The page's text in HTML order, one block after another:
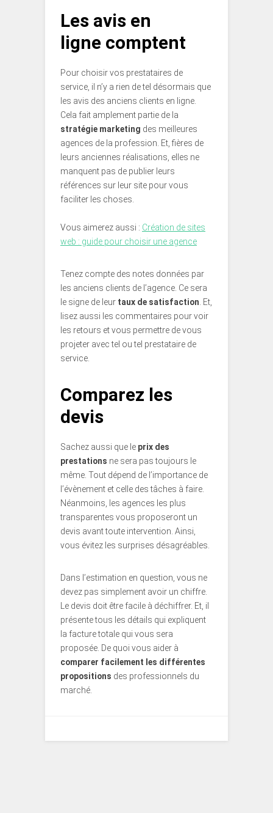
Les avis en
ligne comptent
Pour choisir vos prestataires de
service, il n’y a rien de tel désormais que
les avis des anciens clients en ligne.
Cela fait amplement partie de la
stratégie marketing des meilleures
agences de la profession. Et, fières de
leurs anciennes réalisations, elles ne
manquent pas de publier leurs
références sur leur site pour vous
faciliter les choses.
Vous aimerez aussi : Création de sites
web : guide pour choisir une agence
Tenez compte des notes données par
les anciens clients de l’agence. Ce sera
le signe de leur taux de satisfaction . Et,
lisez aussi les commentaires pour voir
les retours et vous permettre de vous
projeter avec tel ou tel prestataire de
service.
Comparez les
devis
Sachez aussi que le prix des
prestations ne sera pas toujours le
même. Tout dépend de l’importance de
l’évènement et celle des tâches à faire.
Néanmoins, les agences les plus
transparentes vous proposeront un
devis avant toute intervention. Ainsi,
vous évitez les surprises désagréables.
Dans l’estimation en question, vous ne
devez pas simplement avoir un chiffre.
Le devis doit être facile à déchiffrer. Et, il
présente tous les détails qui expliquent
la facture totale qui vous sera
proposée. De quoi vous aider à
comparer facilement les différentes
propositions des professionnels du
marché.